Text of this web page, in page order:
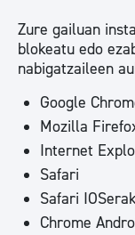
Zure gailuan
blokeatu edo
nabigatzaileen
Google
Mozilla
Internet
Safari
Safari
Chrome